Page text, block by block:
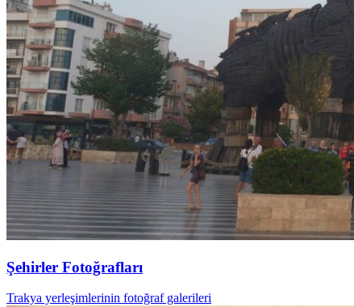
Şehirler Fotoğrafları
Trakya yerleşimlerinin fotoğraf galerileri